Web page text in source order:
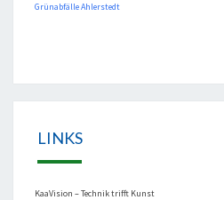
Grünabfälle Ahlerstedt
LINKS
KaaVision – Technik trifft Kunst